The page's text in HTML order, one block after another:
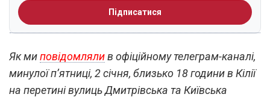
Підписатися
Як миповідомлялив офіційному телеграм-каналі,
минулої п’ятниці, 2 січня, близько 18 години в Кілії
на перетині вулиць Дмитрівська та Київська